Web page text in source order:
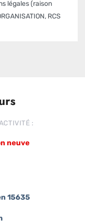
légales (raison
RCS
:
neuve
15635